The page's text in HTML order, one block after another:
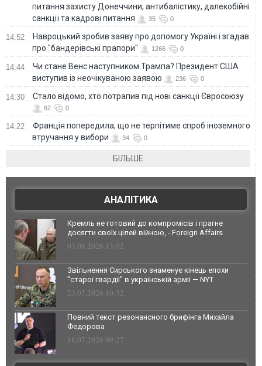
питання захисту Донеччини, антибалістику, далекобійні
санкції та кадрові питання
35 0
14:52
Навроцький зробив заяву про допомогу Україні і згадав
про "бандерівські прапори"
1266 0
14:44
Чи стане Венс наступником Трампа? Президент США
виступив із неочікуваною заявою
236 0
14:30 Стало відомо, хто потрапив під нові санкції Євросоюзу
62 0
14:22
Франція попередила, що не терпітиме спроб іноземного
втручання у вибори
34 0
БІЛЬШЕ
АНАЛІТИКА
Кремль не готовий до компромісів і прагне
досягти своїх цілей війною, - Foreign Affairs
03.08.2026 13:02
Звільнення Сирського знаменує кінець епохи
"старої гвардії" в українській армії — NYT
23.07.2026 10:32
Повний текст резонансного брифінга Михайла
Федорова
18.07.2026 09:27